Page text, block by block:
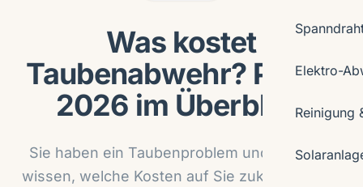
Elektro-
Reinigung
Was kostet
Taubenabwehr? Preise
2026 im Überblick
Sie haben ein Taubenproblem und möchten
wissen, welche Kosten auf Sie zukommen? In